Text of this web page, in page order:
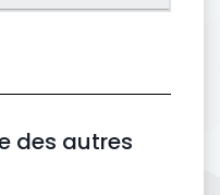
des autres